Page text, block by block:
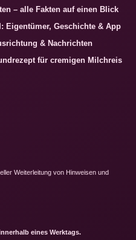
– alle Fakten auf einen Blick
Eigentümer, Geschichte & App
& Nachrichten
für cremigen Milchreis
Weiterleitung von Hinweisen und
eines Werktags.